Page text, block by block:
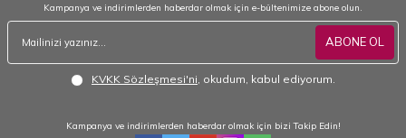
Kampanya ve indirimlerden haberdar olmak için e-bültenimize abone olun.
ABONE OL
KVKK Sözleşmesi'ni , okudum, kabul ediyorum.
Kampanya ve indirimlerden haberdar olmak için bizi Takip Edin!